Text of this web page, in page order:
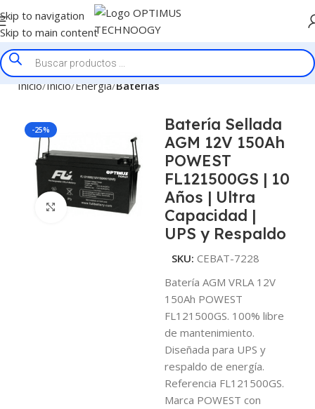
Skip to navigation
Skip to main content
Inicio Inicio Energía Baterías
-25%
Click to enlarge
Batería Sellada
AGM 12V 150Ah
POWEST
FL121500GS | 10
Años | Ultra
Capacidad |
UPS y Respaldo
SKU: CEBAT-7228
Batería AGM VRLA 12V
150Ah POWEST
FL121500GS. 100% libre
de mantenimiento.
Diseñada para UPS y
respaldo de energía.
Referencia FL121500GS.
Marca POWEST con